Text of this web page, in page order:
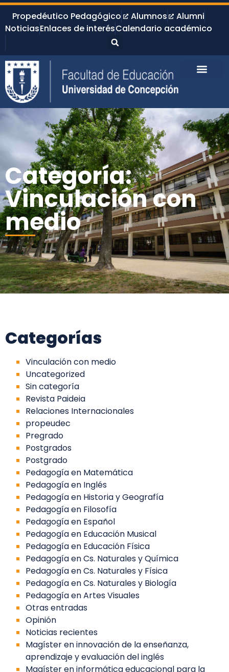
Propedéutico Pedagógico Alumnos
Alumni
NoticiasEnlaces de interésCalendario académico
Categoría:
Vinculación con
medio
Categorías
Vinculación con medio
Uncategorized
Sin categoría
Revista Paideia
Relaciones Internacionales
propeudec
Pregrado
Postgrados
Postgrado
Pedagogía en Matemática
Pedagogía en Inglés
Pedagogía en Historia y Geografía
Pedagogía en Filosofía
Pedagogía en Español
Pedagogía en Educación Musical
Pedagogía en Educación Física
Pedagogía en Cs. Naturales y Química
Pedagogía en Cs. Naturales y Física
Pedagogía en Cs. Naturales y Biología
Pedagogía en Artes Visuales
Otras entradas
Opinión
Noticias recientes
Magíster en innovación de la enseñanza,
aprendizaje y evaluación del inglés
Magíster en informática educacional para la